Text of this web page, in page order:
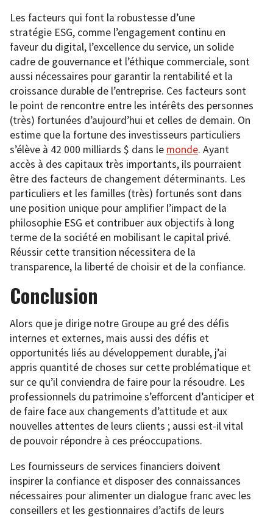
Les facteurs qui font la robustesse d’une
stratégie ESG, comme l’engagement continu en
faveur du digital, l’excellence du service, un solide
cadre de gouvernance et l’éthique commerciale, sont
aussi nécessaires pour garantir la rentabilité et la
croissance durable de l’entreprise. Ces facteurs sont
le point de rencontre entre les intérêts des personnes
(très) fortunées d’aujourd’hui et celles de demain. On
estime que la fortune des investisseurs particuliers
s’élève à 42 000 milliards $ dans le monde. Ayant
accès à des capitaux très importants, ils pourraient
être des facteurs de changement déterminants. Les
particuliers et les familles (très) fortunés sont dans
une position unique pour amplifier l’impact de la
philosophie ESG et contribuer aux objectifs à long
terme de la société en mobilisant le capital privé.
Réussir cette transition nécessitera de la
transparence, la liberté de choisir et de la confiance.
Conclusion
Alors que je dirige notre Groupe au gré des défis
internes et externes, mais aussi des défis et
opportunités liés au développement durable, j’ai
appris quantité de choses sur cette problématique et
sur ce qu’il conviendra de faire pour la résoudre. Les
professionnels du patrimoine s’efforcent d’anticiper et
de faire face aux changements d’attitude et aux
nouvelles attentes de leurs clients ; aussi est-il vital
de pouvoir répondre à ces préoccupations.
Les fournisseurs de services financiers doivent
inspirer la confiance et disposer des connaissances
nécessaires pour alimenter un dialogue franc avec les
conseillers et les gestionnaires d’actifs de leurs